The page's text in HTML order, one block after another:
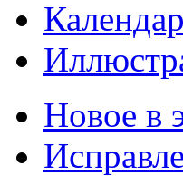
Новое в